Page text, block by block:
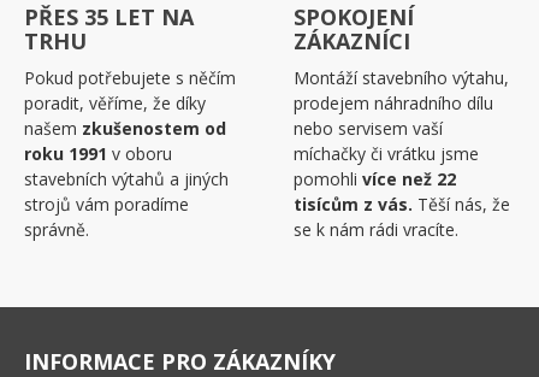
PŘES 35 LET NA
TRHU
Pokud potřebujete s něčím
poradit, věříme, že díky
našem zkušenostem od
roku 1991 v oboru
stavebních výtahů a jiných
strojů vám poradíme
správně.
SPOKOJENÍ
ZÁKAZNÍCI
Montáží stavebního výtahu,
prodejem náhradního dílu
nebo servisem vaší
míchačky či vrátku jsme
pomohli více než 22
tisícům z vás. Těší nás, že
se k nám rádi vracíte.
INFORMACE PRO ZÁKAZNÍKY